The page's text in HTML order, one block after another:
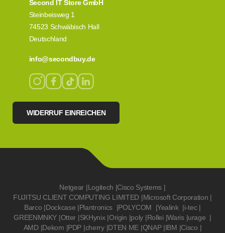
Second IT Store GmbH
Steinbeisweg 1
74523 Schwäbisch Hall
Deutschland
info@secondbuy.de
WIDERRUF EINREICHEN
Netgear |Logitech |Cisco Systems |
FUJITSU CLIENT COMPUTING LIMITED |Microsoft Corporation |
Barco |Dockcase |Plantronics |POLYCOM |Yealink |i-tec |
GREENMNKY |Otter |SKHynix |Origin |poly |Rollei |Waris |urage |
AMD |Dekom |PDP |cherry |DTEN ME |QNAP |IBM |Cisco |